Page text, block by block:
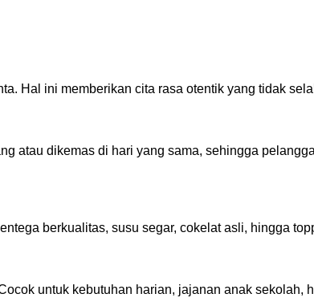
Hal ini memberikan cita rasa otentik yang tidak
atau dikemas di hari yang sama, sehingga
berkualitas, susu segar, cokelat asli, hingga
untuk kebutuhan harian, jajanan anak sekolah,